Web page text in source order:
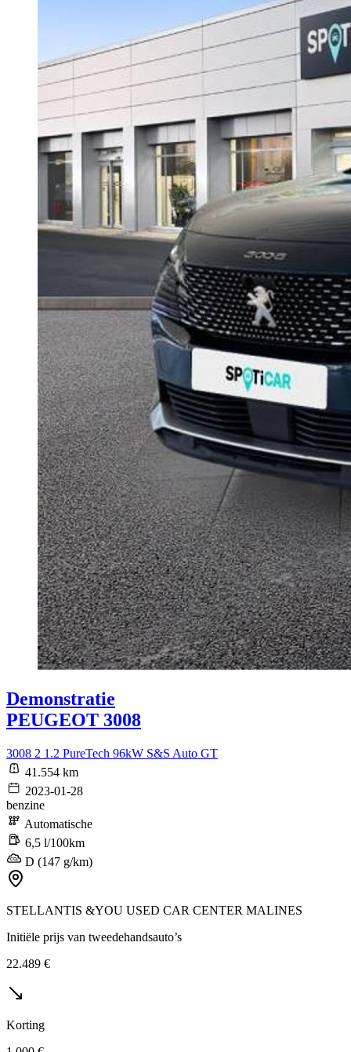
Demonstratie
PEUGEOT 3008
3008 2 1.2 PureTech 96kW S&S Auto GT
41.554 km
2023-01-28
benzine
Automatische
6,5 l/100km
D (147 g/km)
STELLANTIS &YOU USED CAR CENTER MALINES
Initiële prijs van tweedehandsauto’s
22.489 €
Korting